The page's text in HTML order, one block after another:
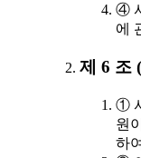
④
에
제 6 조
①
원
하